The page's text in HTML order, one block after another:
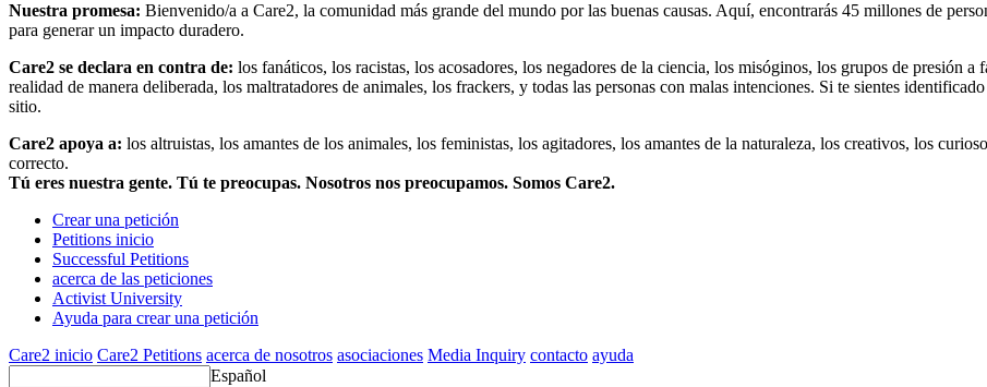
Nuestra promesa: Bienvenido/a a Care2, la comunidad más grande del mundo por las buenas causas. Aquí, encontrarás 45 millones de
para generar un impacto duradero.
Care2 se declara en contra de: los fanáticos, los racistas, los acosadores, los negadores de la ciencia, los misóginos, los grupos de presión
realidad de manera deliberada, los maltratadores de animales, los frackers, y todas las personas con malas intenciones. Si te sientes
sitio.
Care2 apoya a: los altruistas, los amantes de los animales, los feministas, los agitadores, los amantes de la naturaleza, los creativos, los
correcto.
Tú eres nuestra gente. Tú te preocupas. Nosotros nos preocupamos. Somos Care2.
Crear una petición
Petitions inicio
Successful Petitions
acerca de las peticiones
Activist University
Ayuda para crear una petición
Care2 inicio Care2 Petitions acerca de nosotros asociaciones Media Inquiry contacto ayuda
Español